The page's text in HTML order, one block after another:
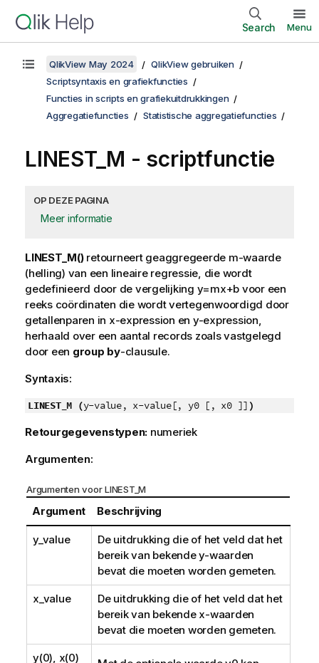
Search Menu
QlikView May 2024
QlikView gebruiken
Scriptsyntaxis en grafiekfuncties
Functies in scripts en grafiekuitdrukkingen
Aggregatiefuncties
Statistische aggregatiefuncties
LINEST_M - scriptfunctie
OP DEZE PAGINA
Meer informatie
LINEST_M()retourneert geaggregeerde m-waarde
(helling) van een lineaire regressie, die wordt
gedefinieerd door de vergelijking y=mx+b voor een
reeks coördinaten die wordt vertegenwoordigd door
getallenparen in x-expression en y-expression,
herhaald over een aantal records zoals vastgelegd
door een group by-clausule.
Syntaxis:
LINEST_M (y-value, x-value[, y0 [, x0 ]] )
Retourgegevenstypen: numeriek
Argumenten:
Argumenten voor LINEST_M
Argument Beschrijving
y_value
De uitdrukking die of het veld dat het
bereik van bekendey-waarden
bevat die moeten worden gemeten.
x_value
De uitdrukking die of het veld dat het
bereik van bekende x-waarden
bevat die moeten worden gemeten.
y(0), x(0)